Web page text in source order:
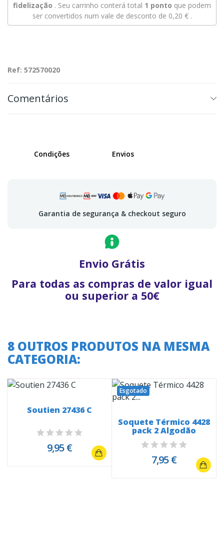
fidelização . Seu carrinho conterá total 1 ponto que podem
ser convertidos num vale de desconto de 0,20 €.
Ref: 572570020
Comentários
Condições Envios
Garantia de segurança & checkout seguro
Envio Grátis
Para todas as compras de valor igual
ou superior a 50€
8 OUTROS PRODUTOS NA MESMA
CATEGORIA:
Soutien 27436 C
9,95 €
Esgotado
Soquete Térmico 4428
pack 2 Algodão
7,95 €